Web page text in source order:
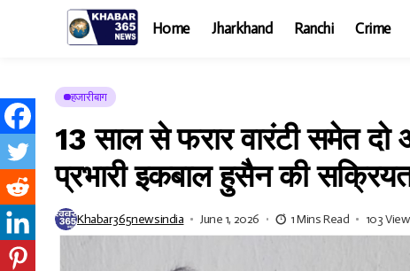
Home Jharkhand Ranchi Crime
हजारीबाग
13 साल से फरार वारंटी समेत दो
प्रभारी इकबाल हुसैन की
Khabar365newsindia June 1, 2026 1 Mins Read 103